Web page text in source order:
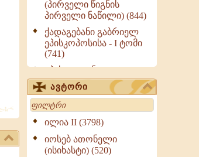
(პირველი წიგნის
პირველი ნაწილი) (844)
ქადაგებანი გაბრიელ
ეპისკოპოსისა - I ტომი
(741)
ეპისტოლენი,
ქადაგებანი, სიტყვანი
(ნაწილი III) (723)
მოძღვრის ძალზე
სასარგებლო რჩევები
მრევლისათვის (545)
Wisdomge (514)
ავტორი
Search
ილია II (3798)
იოსებ ათონელი
(ისიხასტი) (520)